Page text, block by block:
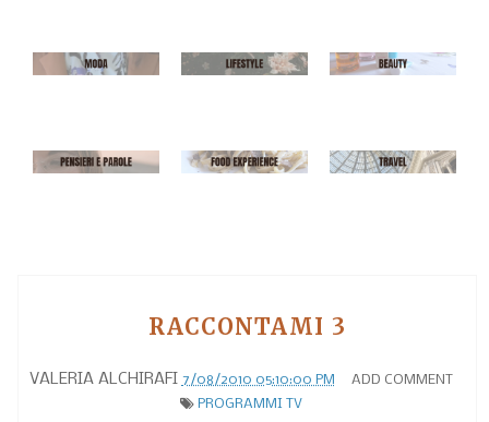
RACCONTAMI 3
VALERIA ALCHIRAFI 7/08/2010 05:10:00 PM
ADD COMMENT
PROGRAMMI TV